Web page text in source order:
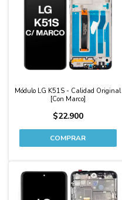
Módulo LG K51S - Calidad Original
[Con Marco]
$22.900